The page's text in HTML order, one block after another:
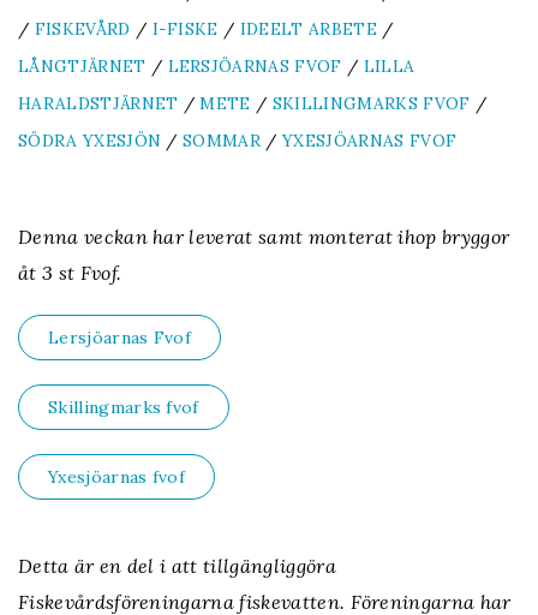
/ FISKEVÅRD / I-FISKE / IDEELT ARBETE/
LÅNGTJÄRNET / LERSJÖARNAS FVOF / LILLA
HARALDSTJÄRNET /METE / SKILLINGMARKS FVOF /
SÖDRA YXESJÖN /SOMMAR /YXESJÖARNAS FVOF
Denna veckan har leverat samt monterat ihop bryggor
åt 3 st Fvof.
Lersjöarnas Fvof
Skillingmarks fvof
Yxesjöarnas fvof
Detta är en del i att tillgängliggöra
Fiskevårdsföreningarna fiskevatten. Föreningarna har